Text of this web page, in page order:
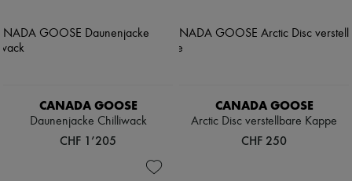
CANADA GOOSE
Daunenjacke Chilliwack
CHF 1’205
CANADA GOOSE
Arctic Disc verstellbare Kappe
CHF 250